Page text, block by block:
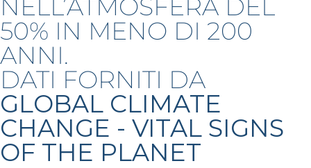
NELL’ATMOSFERA DEL
50% IN MENO DI 200
ANNI.
DATI FORNITI DA
GLOBAL CLIMATE
CHANGE - VITAL SIGNS
OF THE PLANET